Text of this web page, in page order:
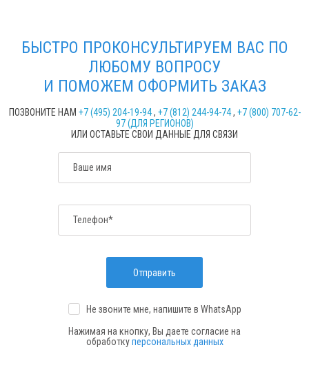
БЫСТРО ПРОКОНСУЛЬТИРУЕМ ВАС ПО
ЛЮБОМУ ВОПРОСУ
И ПОМОЖЕМ ОФОРМИТЬ ЗАКАЗ
ПОЗВОНИТЕ НАМ +7 (495) 204-19-94, +7 (812) 244-94-74, +7 (800) 707-62-
97 (ДЛЯ РЕГИОНОВ)
ИЛИ ОСТАВЬТЕ СВОИ ДАННЫЕ ДЛЯ СВЯЗИ
Ваше имя
Телефон*
Отправить
Не звоните мне, напишите в WhatsApp
Нажимая на кнопку, Вы даете согласие на
обработкуперсональных данных